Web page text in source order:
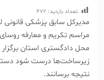
تعداد بازدید: 472
مدیرکل سابق پزشکی قانونی
مراسم تکریم و معارفه
محل دادگستری استان
زیرساخت‌ها درست شود
نتیجه برسانند.